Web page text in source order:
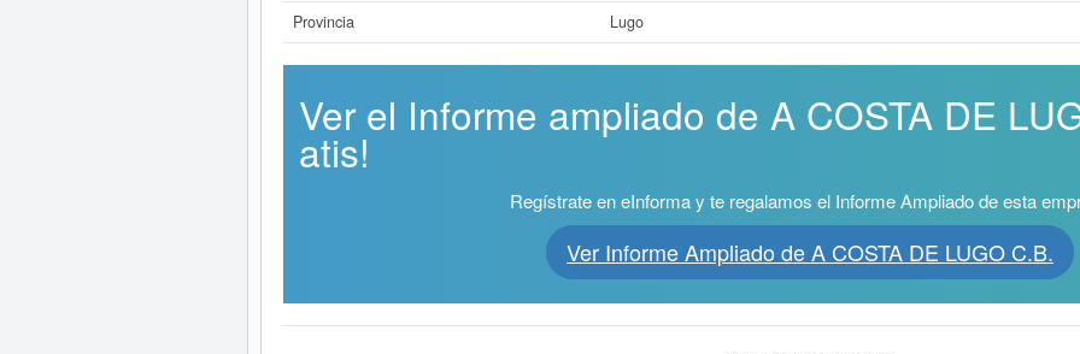
Provincia
Lugo
Ver el Informe ampliado de A COSTA DE
atis!
Regístrate en eInforma y te regalamos el Informe Ampliado de esta
Ver Informe Ampliado de A COSTA DE LUGO C.B.